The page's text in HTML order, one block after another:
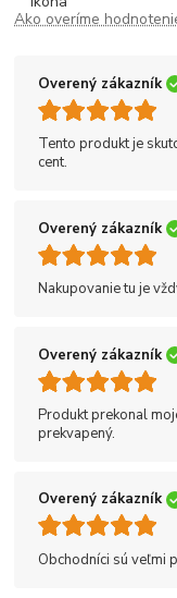
Ako overíme
Overený zákazník
Tento produkt je
cent.
Overený zákazník
Nakupovanie tu je
Overený zákazník
Produkt prekonal
prekvapený.
Overený zákazník
Obchodníci sú veľmi